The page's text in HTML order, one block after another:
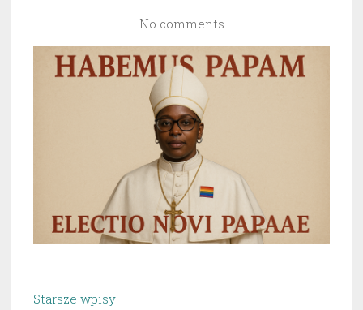
No comments
Nawigacja
Starsze wpisy